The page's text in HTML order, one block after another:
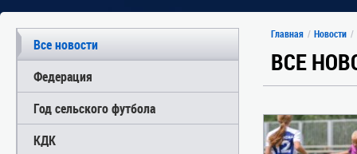
Все новости
Федерация
Год сельского футбола
КДК
Главная Новости
ВСЕ